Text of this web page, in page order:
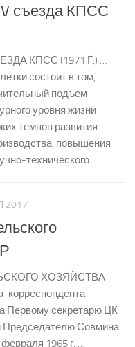
съезда КПСС
КПСС (1971 Г.) …
состоит в том,
подъем
уровня жизни
темпов развития
повышения
технического...
2017
ХОЗЯЙСТВА
секретарю ЦК
Совмина
1965 г. …